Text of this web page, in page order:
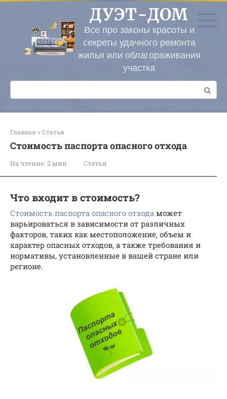
Перейти
контенту
ДУЭТ-ДОМ
Все про законы красоты и
секреты удачного ремонта
жилья или облагораживания
участка
Поиск:
Главная » Статьи
Стоимость паспорта опасного отхода
На чтение: 2 мин Статьи
Что входит в стоимость?
Стоимость паспорта опасного отхода может
варьироваться в зависимости от различных
факторов, таких как местоположение, объем и
характер опасных отходов, а также требования и
нормативы, установленные в вашей стране или
регионе.